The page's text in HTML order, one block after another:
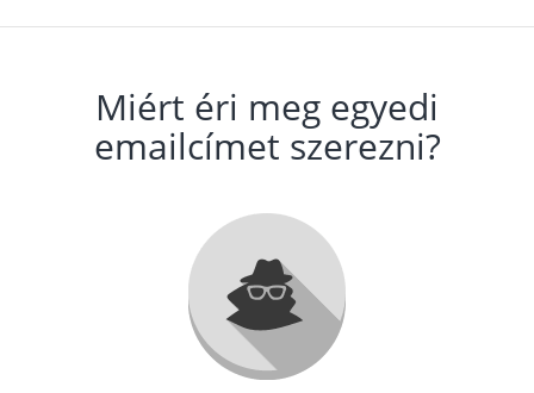
Miért éri meg egyedi
emailcímet szerezni?